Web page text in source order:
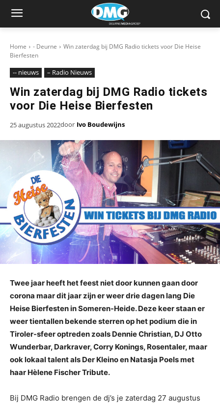
Home - Deurne
Win zaterdag bij DMG Radio tickets voor Die Heise
Bierfesten
-- nieuws – Radio Nieuws
Win zaterdag bij DMG Radio tickets
voor Die Heise Bierfesten
25 augustus 2022door Ivo Boudewijns
Twee jaar heeft het feest niet door kunnen gaan door
corona maar dit jaar zijn er weer drie dagen lang Die
Heise Bierfesten in Someren-Heide. Deze keer staan er
weer tientallen bekende sterren op het podium die in
Tiroler-sfeer optreden zoals Dennie Christian, DJ Otto
Wunderbar, Darkraver, Corry Konings, Rosentaler, maar
ook lokaal talent als Der Kleino en Natasja Poels met
haar Hèlene Fischer Tribute.
Bij DMG Radio brengen de dj’s je zaterdag 27 augustus